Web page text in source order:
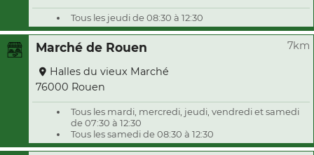
Tous les jeudi de 08:30 à 12:30
Marché de Rouen 7km
Halles du vieux Marché
76000 Rouen
Tous les mardi, mercredi, jeudi, vendredi et samedi
de 07:30 à 12:30
Tous les samedi de 08:30 à 12:30